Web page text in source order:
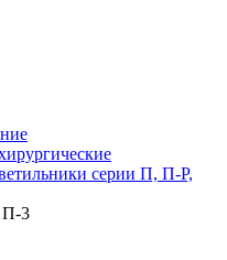
серии П, П-Р,
П-3